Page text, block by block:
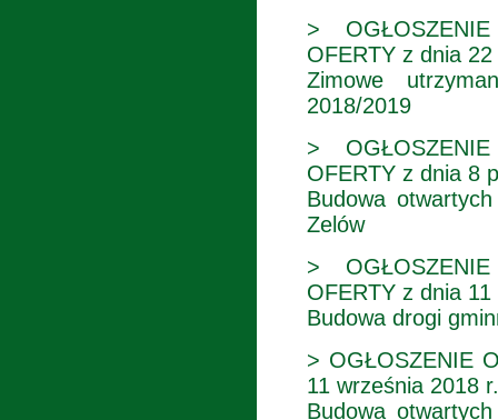
>
OFERTY z dnia
Zimowe
2018/2019
>
OFERTY z dnia 8
Budowa
Zelów
>
OFERTY z dnia
Budowa drogi
> OGŁOSZENIE
11 września 2018
Budowa